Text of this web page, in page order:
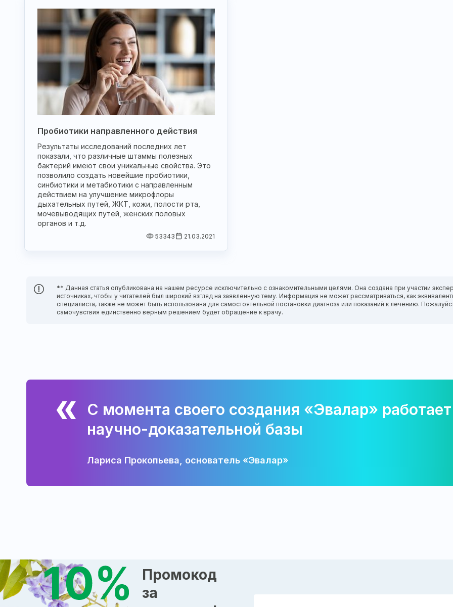
Пробиотики направленного действия
Результаты исследований последних лет
показали, что различные штаммы полезных
бактерий имеют свои уникальные свойства. Это
позволило создать новейшие пробиотики,
синбиотики и метабиотики с направленным
действием на улучшение микрофлоры
дыхательных путей, ЖКТ, кожи, полости рта,
мочевыводящих путей, женских половых
органов и т.д.
53343 21.03.2021
** Данная статья опубликована на нашем ресурсе исключительно с ознакомительными целями. Она создана при участии
источниках, чтобы у читателей был широкий взгляд на заявленную тему. Информация не может рассматриваться, как
специалиста, также не может быть использована для самостоятельной постановки диагноза или показаний к лечению.
самочувствия единственно верным решением будет обращение к врачу.
С момента своего создания «Эвалар»
научно-доказательной базы
Лариса Прокопьева, основатель «Эвалар»
Промокод
за